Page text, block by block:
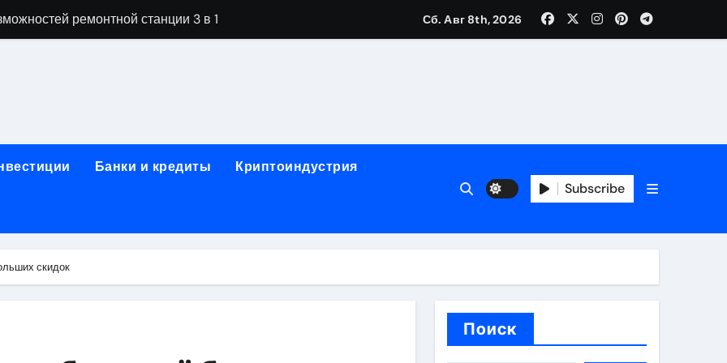
столов для производственных лабораторий
паркетной химии и паркетных работ
регистрация, разрешение споров и правовые аспекты авторского и патентного права
квартир в жилом комплексе
ОСАГО в 2026 году
Сб. Авг 8th, 2026
Банки и кредиты Криптоиндустрия
Subscribe
скидок
Поиск